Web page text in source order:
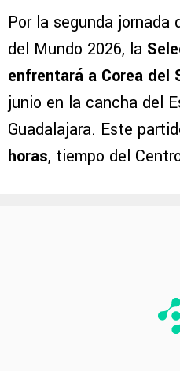
Por la segunda jornada
del Mundo 2026, la
enfrentará a Corea del
junio en la cancha del
Guadalajara. Este
horas, tiempo del